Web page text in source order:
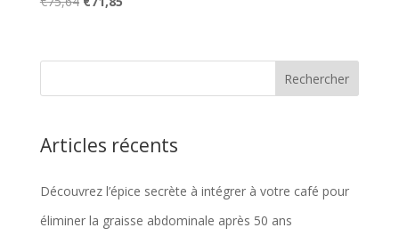
était : est :
Articles récents
Découvrez l’épice secrète à intégrer à votre café pour
éliminer la graisse abdominale après 50 ans